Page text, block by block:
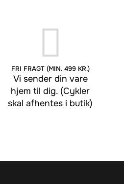
FRI FRAGT (MIN. 499 KR.)
Vi sender din vare
hjem til dig. (Cykler
skal afhentes i butik)